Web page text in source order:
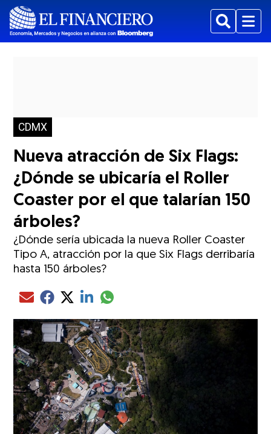
BuscarMenu
CDMX
Nueva atracción de Six Flags:
¿Dónde se ubicaría el Roller
Coaster por el que talarían 150
árboles?
¿Dónde sería ubicada la nueva Roller Coaster
Tipo A, atracción por la que Six Flags derribaría
hasta 150 árboles?
Compartir el artículo actual mediante Email
Compartir el artículo actual mediante Facebook
Compartir el artículo actual mediante Twitter
Compartir el artículo actual mediante LinkedIn
Compartir el artículo actual mediante